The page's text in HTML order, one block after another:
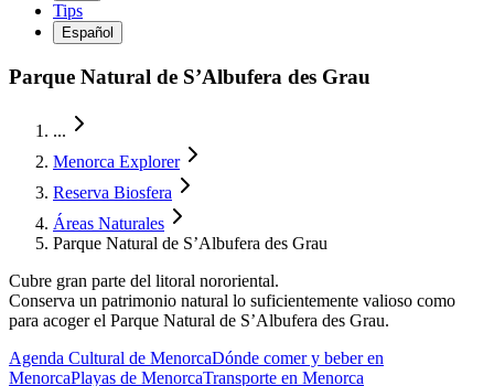
Tips
Español
Parque Natural de S’Albufera des Grau
...
Menorca Explorer
Reserva Biosfera
Áreas Naturales
Parque Natural de S’Albufera des Grau
Cubre gran parte del litoral nororiental.
Conserva un patrimonio natural lo suficientemente valioso como
para acoger el Parque Natural de S’Albufera des Grau.
Agenda Cultural de MenorcaDónde comer y beber en
MenorcaPlayas de MenorcaTransporte en Menorca